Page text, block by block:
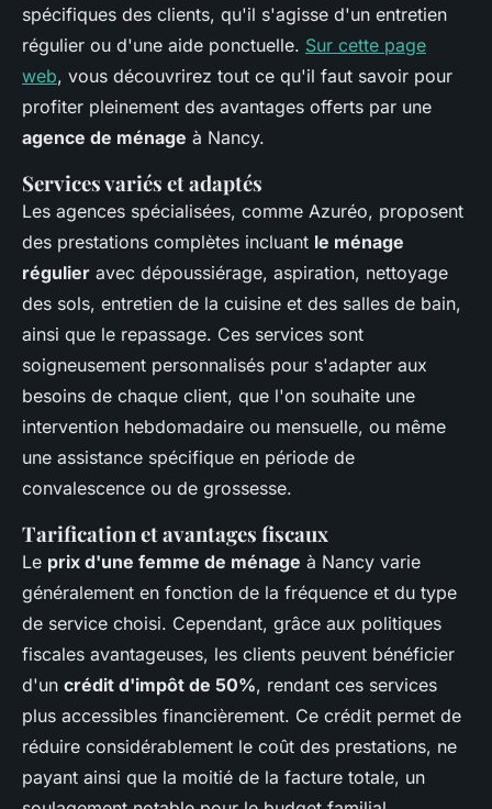
spécifiques des clients, qu'il s'agisse d'un entretien
régulier ou d'une aide ponctuelle. Sur cette page
web, vous découvrirez tout ce qu'il faut savoir pour
profiter pleinement des avantages offerts par une
agence de ménage à Nancy.
Services variés et adaptés
Les agences spécialisées, comme Azuréo, proposent
des prestations complètes incluant le ménage
régulier avec dépoussiérage, aspiration, nettoyage
des sols, entretien de la cuisine et des salles de bain,
ainsi que le repassage. Ces services sont
soigneusement personnalisés pour s'adapter aux
besoins de chaque client, que l'on souhaite une
intervention hebdomadaire ou mensuelle, ou même
une assistance spécifique en période de
convalescence ou de grossesse.
Tarification et avantages fiscaux
Le prix d'une femme de ménage à Nancy varie
généralement en fonction de la fréquence et du type
de service choisi. Cependant, grâce aux politiques
fiscales avantageuses, les clients peuvent bénéficier
d'un crédit d'impôt de 50%, rendant ces services
plus accessibles financièrement. Ce crédit permet de
réduire considérablement le coût des prestations, ne
payant ainsi que la moitié de la facture totale, un